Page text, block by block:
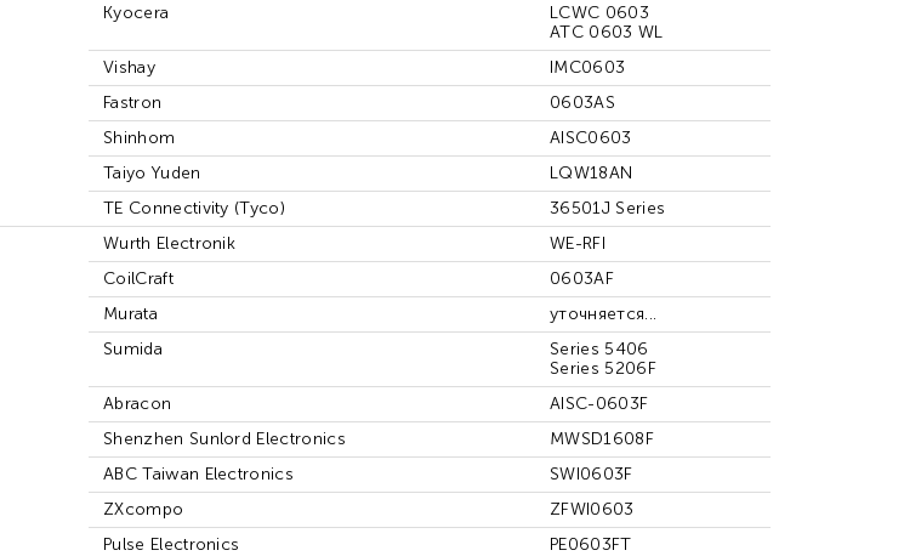
Kyocera
LCWC 0603
ATC 0603 WL
Vishay
IMC0603
Fastron
0603AS
Shinhom
AISC0603
Taiyo Yuden
LQW18AN
TE Connectivity (Tyco)
36501J Series
Wurth Electronik
WE-RFI
CoilCraft
0603AF
Murata
уточняется...
Sumida
Series 5406
Series 5206F
Abracon
AISC-0603F
Shenzhen Sunlord Electronics
MWSD1608F
ABC Taiwan Electronics
SWI0603F
ZXcompo
ZFWI0603
Pulse Electronics
PE0603FT